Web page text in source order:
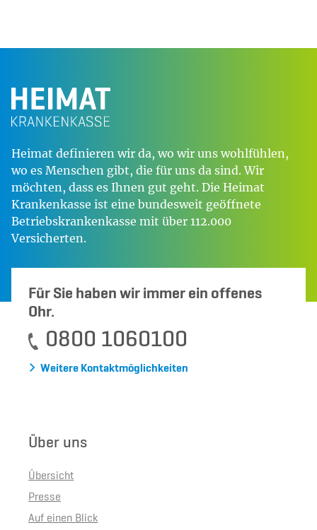
Heimat definieren wir da, wo wir uns wohlfühlen,
wo es Menschen gibt, die für uns da sind. Wir
möchten, dass es Ihnen gut geht. Die Heimat
Krankenkasse ist eine bundesweit geöffnete
Betriebskrankenkasse mit über 112.000
Versicherten.
Für Sie haben wir immer ein offenes
Ohr.
0800 1060100
Weitere Kontaktmöglichkeiten
Über uns
Übersicht
Presse
Auf einen Blick